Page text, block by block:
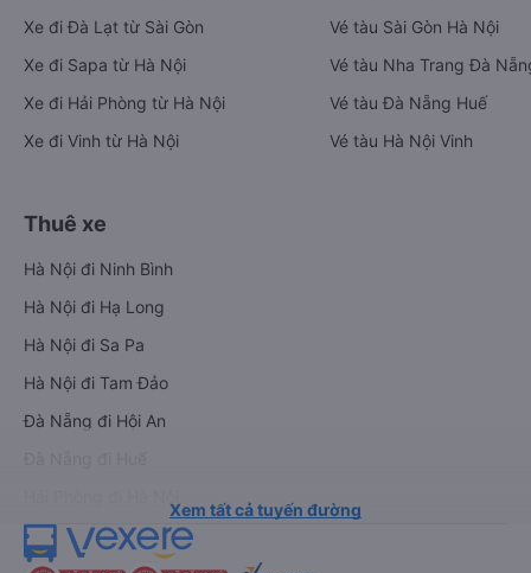
Xe đi Đà Lạt từ Sài Gòn
Xe đi Sapa từ Hà Nội
Xe đi Hải Phòng từ Hà Nội
Xe đi Vinh từ Hà Nội
Vé tàu Sài Gòn Hà Nội
Vé tàu Nha Trang Đà
Vé tàu Đà Nẵng Huế
Vé tàu Hà Nội Vinh
Thuê xe
Hà Nội đi Ninh Bình
Hà Nội đi Hạ Long
Hà Nội đi Sa Pa
Hà Nội đi Tam Đảo
Đà Nẵng đi Hội An
Xem tất cả tuyến đường